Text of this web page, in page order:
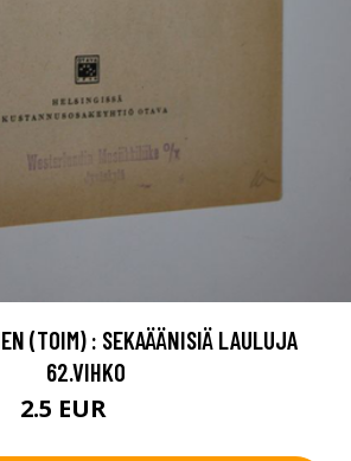
(TOIM) : SEKAÄÄNISIÄ LAULUJA
62.VIHKO
2.5 EUR